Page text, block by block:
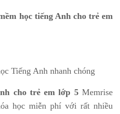
học tiếng Anh cho trẻ em
Tiếng Anh nhanh chóng
cho trẻ em lớp 5Memrise
học miễn phí với rất nhiều